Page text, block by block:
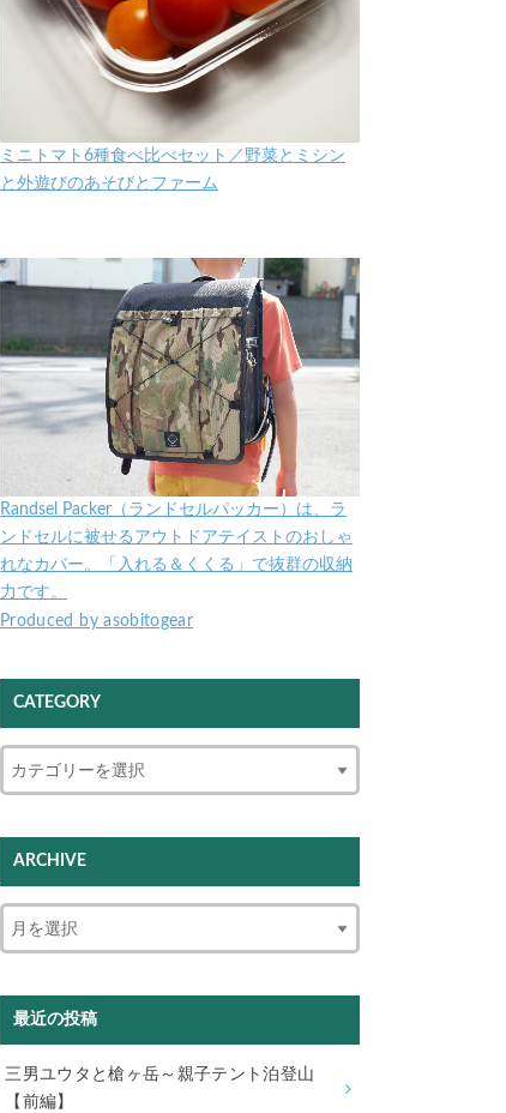
ミニトマト6種食べ比べセット／野菜とミシン
と外遊びのあそびとファーム
Randsel Packer（ランドセルパッカー）は、ラ
ンドセルに被せるアウトドアテイストのおしゃ
れなカバー。「入れる＆くくる」で抜群の収納
力です。
Produced by asobitogear
CATEGORY
ARCHIVE
最近の投稿
三男ユウタと槍ヶ岳～親子テント泊登山
【前編】